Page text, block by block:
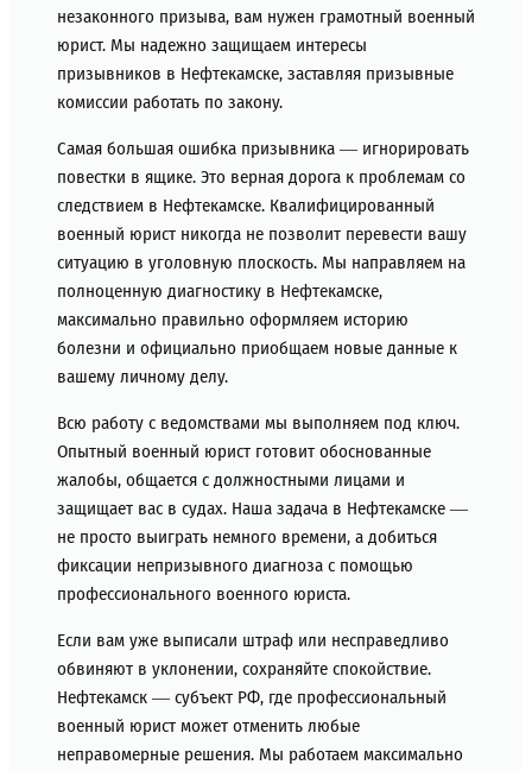
незаконного призыва, вам нужен грамотный военный
юрист. Мы надежно защищаем интересы
призывников в Нефтекамске, заставляя призывные
комиссии работать по закону.
Самая большая ошибка призывника — игнорировать
повестки в ящике. Это верная дорога к проблемам со
следствием в Нефтекамске. Квалифицированный
военный юрист никогда не позволит перевести вашу
ситуацию в уголовную плоскость. Мы направляем на
полноценную диагностику в Нефтекамске,
максимально правильно оформляем историю
болезни и официально приобщаем новые данные к
вашему личному делу.
Всю работу с ведомствами мы выполняем под ключ.
Опытный военный юрист готовит обоснованные
жалобы, общается с должностными лицами и
защищает вас в судах. Наша задача в Нефтекамске —
не просто выиграть немного времени, а добиться
фиксации непризывного диагноза с помощью
профессионального военного юриста.
Если вам уже выписали штраф или несправедливо
обвиняют в уклонении, сохраняйте спокойствие.
Нефтекамск — субъект РФ, где профессиональный
военный юрист может отменить любые
неправомерные решения. Мы работаем максимально